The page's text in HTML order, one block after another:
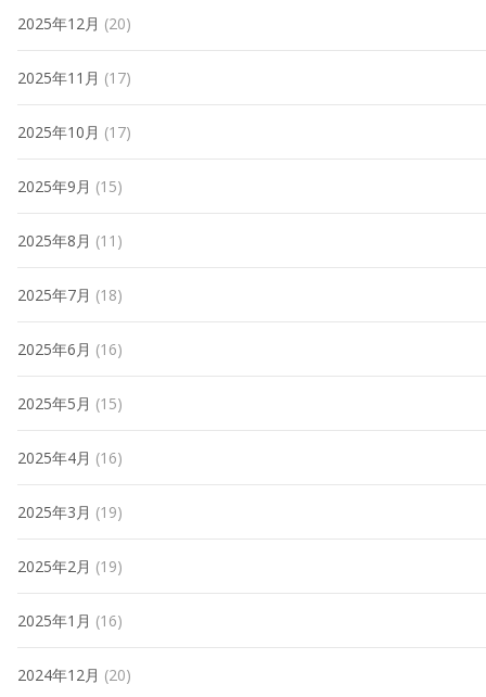
2025年12月 (20)
2025年11月 (17)
2025年10月 (17)
2025年9月 (15)
2025年8月 (11)
2025年7月 (18)
2025年6月 (16)
2025年5月 (15)
2025年4月 (16)
2025年3月 (19)
2025年2月 (19)
2025年1月 (16)
2024年12月 (20)